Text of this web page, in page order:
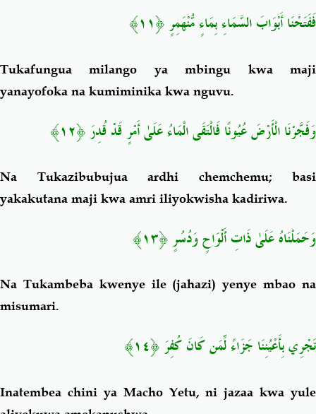
فَفَتَحْنَا أَبْوَابَ السَّمَاءِ بِمَاءٍ مُّنْهَمِرٍ ﴿١١﴾
Tukafungua milango ya mbingu kwa maji
yanayofoka na kumiminika kwa nguvu.
وَفَجَّرْنَا الْأَرْضَ عُيُونًا فَالْتَقَى الْمَاءُ عَلَىٰ أَمْرٍ قَدْ قُدِرَ ﴿١٢﴾
Na Tukazibubujua ardhi chemchemu; basi
yakakutana maji kwa amri iliyokwisha kadiriwa.
وَحَمَلْنَاهُ عَلَىٰ ذَاتِ أَلْوَاحٍ وَدُسُرٍ ﴿١٣﴾
Na Tukambeba kwenye ile (jahazi) yenye mbao na
misumari.
تَجْرِي بِأَعْيُنِنَا جَزَاءً لِّمَن كَانَ كُفِرَ ﴿١٤﴾
Inatembea chini ya Macho Yetu, ni jazaa kwa yule